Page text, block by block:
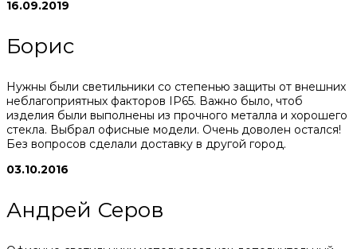
16.09.2019
Борис
Нужны были светильники со степенью защиты от внешних
неблагоприятных факторов IP65. Важно было, чтоб
изделия были выполнены из прочного металла и хорошего
стекла. Выбрал офисные модели. Очень доволен остался!
Без вопросов сделали доставку в другой город.
03.10.2016
Андрей Серов